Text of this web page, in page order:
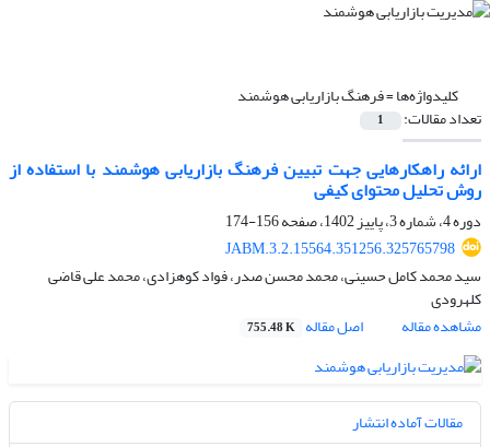
کلیدواژه‌ها =فرهنگ بازاریابی هوشمند
تعداد مقالات: 1
ارائه راهکارهایی جهت تبیین فرهنگ بازاریابی هوشمند با استفاده از
روش تحلیل محتوای کیفی
دوره 4، شماره 3، پاییز 1402، صفحه
156-174
JABM.3.2.15564.351256.325765798
سید محمد کامل حسینی، محمد محسن صدر، فواد کوهزادی، محمد علی قاضی
کلهرودی
مشاهده مقاله
اصل مقاله 755.48 K
مقالات آماده انتشار